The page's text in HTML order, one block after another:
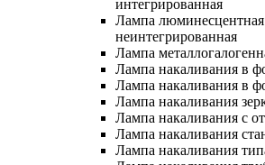
интегрированная
Лампа люминесцентная
неинтегрированная
Лампа
Лампа накаливания в
Лампа накаливания в
Лампа накаливания
Лампа накаливания с
Лампа накаливания
Лампа накаливания